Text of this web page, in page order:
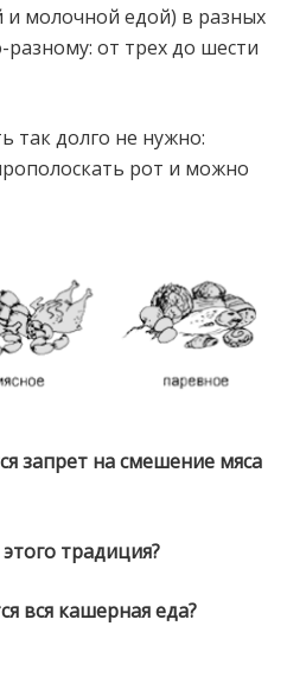
молочной едой) в разных
от трех до шести
так долго не нужно:
рот и можно
запрет на смешение мяса
традиция?
вся кашерная еда?